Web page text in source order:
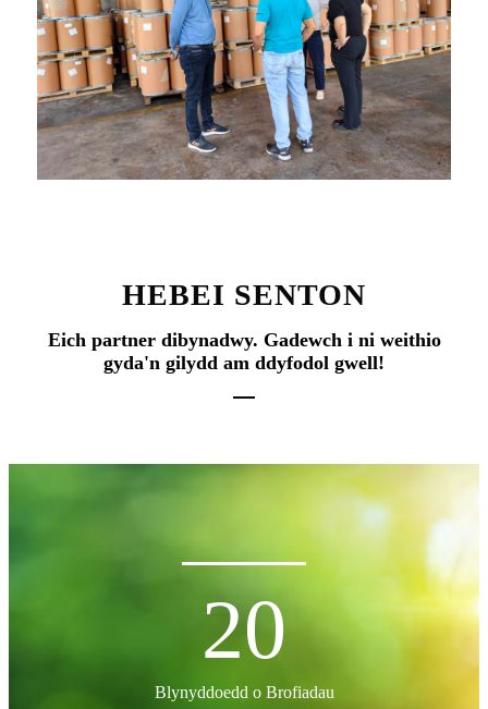
HEBEI SENTON
Eich partner dibynadwy. Gadewch i ni weithio
gyda'n gilydd am ddyfodol gwell!
20
Blynyddoedd o Brofiadau